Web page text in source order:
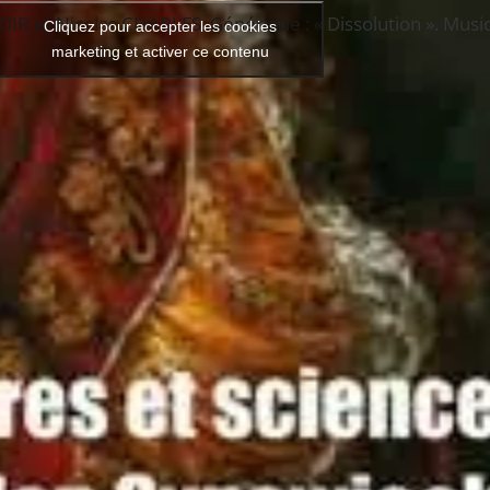
et Nicolas CHARLES. Générique : « Dissolution ».
Cliquez pour accepter les cookies
marketing et activer ce contenu